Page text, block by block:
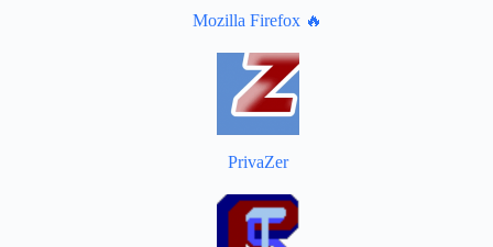
Mozilla Firefox 🔥
PrivaZer